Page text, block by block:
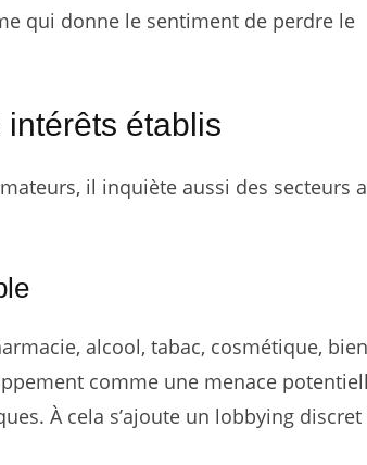
qui donne le sentiment de perdre le
établis
il inquiète aussi des secteurs
alcool, tabac, cosmétique,
comme une menace
À cela s’ajoute un lobbying discret